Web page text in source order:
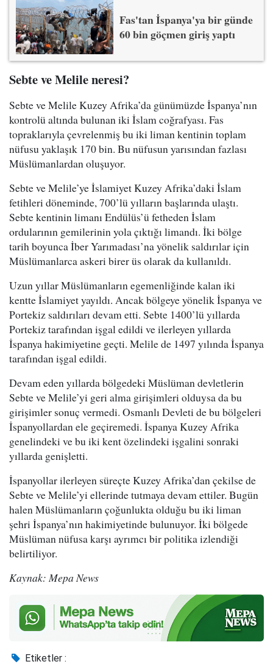
Fas'tan İspanya'ya bir günde
60 bin göçmen giriş yaptı
Sebte ve Melile neresi?
Sebte ve Melile Kuzey Afrika’da günümüzde İspanya’nın
kontrolü altında bulunan iki İslam coğrafyası. Fas
topraklarıyla çevrelenmiş bu iki liman kentinin toplam
nüfusu yaklaşık 170 bin. Bu nüfusun yarısından fazlası
Müslümanlardan oluşuyor.
Sebte ve Melile’ye İslamiyet Kuzey Afrika’daki İslam
fetihleri döneminde, 700’lü yılların başlarında ulaştı.
Sebte kentinin limanı Endülüs’ü fetheden İslam
ordularının gemilerinin yola çıktığı limandı. İki bölge
tarih boyunca İber Yarımadası’na yönelik saldırılar için
Müslümanlarca askeri birer üs olarak da kullanıldı.
Uzun yıllar Müslümanların egemenliğinde kalan iki
kentte İslamiyet yayıldı. Ancak bölgeye yönelik İspanya ve
Portekiz saldırıları devam etti. Sebte 1400’lü yıllarda
Portekiz tarafından işgal edildi ve ilerleyen yıllarda
İspanya hakimiyetine geçti. Melile de 1497 yılında İspanya
tarafından işgal edildi.
Devam eden yıllarda bölgedeki Müslüman devletlerin
Sebte ve Melile’yi geri alma girişimleri olduysa da bu
girişimler sonuç vermedi. Osmanlı Devleti de bu bölgeleri
İspanyollardan ele geçiremedi. İspanya Kuzey Afrika
genelindeki ve bu iki kent özelindeki işgalini sonraki
yıllarda genişletti.
İspanyollar ilerleyen süreçte Kuzey Afrika’dan çekilse de
Sebte ve Melile’yi ellerinde tutmaya devam ettiler. Bugün
halen Müslümanların çoğunlukta olduğu bu iki liman
şehri İspanya’nın hakimiyetinde bulunuyor. İki bölgede
Müslüman nüfusa karşı ayrımcı bir politika izlendiği
belirtiliyor.
Kaynak: Mepa News
Etiketler :